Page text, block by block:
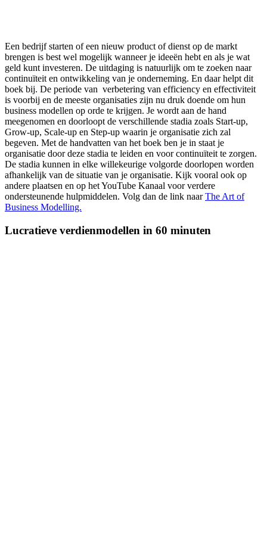
Een bedrijf starten of een nieuw product of dienst op de markt
brengen is best wel mogelijk wanneer je ideeën hebt en als je wat
geld kunt investeren. De uitdaging is natuurlijk om te zoeken naar
continuïteit en ontwikkeling van je onderneming. En daar helpt dit
boek bij. De periode van verbetering van efficiency en effectiviteit
is voorbij en de meeste organisaties zijn nu druk doende om hun
business modellen op orde te krijgen. Je wordt aan de hand
meegenomen en doorloopt de verschillende stadia zoals Start-up,
Grow-up, Scale-up en Step-up waarin je organisatie zich zal
begeven. Met de handvatten van het boek ben je in staat je
organisatie door deze stadia te leiden en voor continuïteit te zorgen.
De stadia kunnen in elke willekeurige volgorde doorlopen worden
afhankelijk van de situatie van je organisatie. Kijk vooral ook op
andere plaatsen en op het YouTube Kanaal voor verdere
ondersteunende hulpmiddelen. Volg dan de link naarThe Art of
Business Modelling.
Lucratieve verdienmodellen in 60 minuten